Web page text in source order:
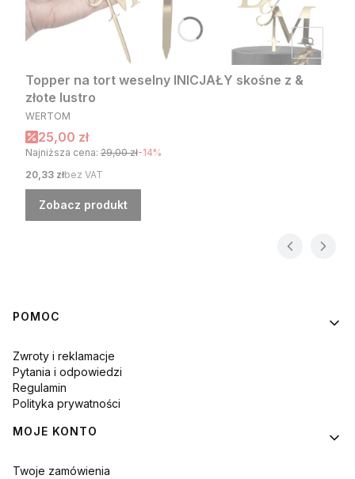
Topper na tort weselny INICJAŁY skośne z &
złote lustro
PRODUCENT
WERTOM
Cena promocyjna
25,00 zł
Najniższa cena: 29,00 zł-14%
Cena
20,33 złbez VAT
Zobacz produkt
Linki w stopce
POMOC
Zwroty i reklamacje
Pytania i odpowiedzi
Regulamin
Polityka prywatności
MOJE KONTO
Twoje zamówienia